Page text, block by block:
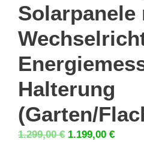
Solarpanele
Halterung
(Garten/
1.299,00€ Ursprünglicher
1.199,00 €